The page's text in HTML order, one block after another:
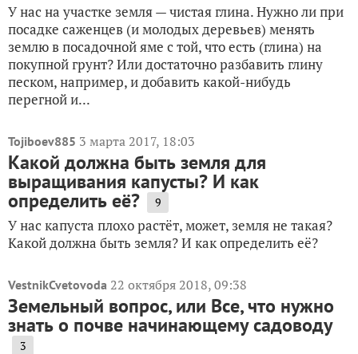
У нас на участке земля — чистая глина. Нужно ли при
посадке саженцев (и молодых деревьев) менять
землю в посадочной яме с той, что есть (глина) на
покупной грунт? Или достаточно разбавить глину
песком, например, и добавить какой-нибудь
перегной и...
Tojiboev885 3 марта 2017, 18:03
Какой должна быть земля для
выращивания капусты? И как
определить её? 9
У нас капуста плохо растёт, может, земля не такая?
Какой должна быть земля? И как определить её?
VestnikCvetovoda 22 октября 2018, 09:38
Земельный вопрос, или Все, что нужно
знать о почве начинающему садоводу
3